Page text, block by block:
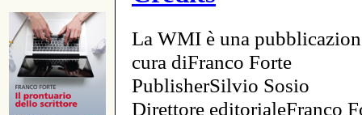
La WMI è una
cura diFranco Forte
PublisherSilvio Sosio
Direttore editorialeFranco